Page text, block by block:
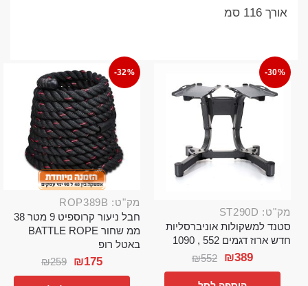
אורך 116 סמ
-30%
מק"ט: ST290D
סטנד למשקולות אוניברסליות
חדש ארוז דגמים 552 , 1090
₪552 ₪389
-32%
מק"ט: ROP389B
חבל ניעור קרוספיט 9 מטר 38
ממ שחור BATTLE ROPE
באטל רופ
₪259 ₪175